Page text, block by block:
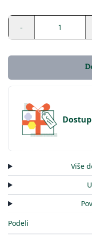
- 1
Više
Podeli